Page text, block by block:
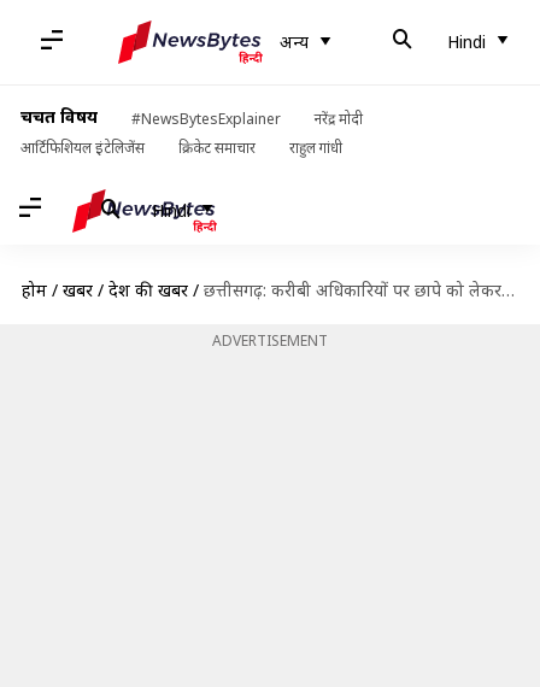
अन्य Hindi
चर्चित विषय #NewsBytesExplainer
नरेंद्र मोदी
आर्टिफिशियल इंटेलिजेंस
क्रिकेट समाचार राहुल गांधी
Hindi
होम / खबरें / देश की खबरें / छत्तीसगढ़: करीबी अधिकारियों पर छापे को लेकर मुख्यमंत्री का प्रधानमंत्री पर हमला, बताया जन्मदिन का तोहफा
ADVERTISEMENT